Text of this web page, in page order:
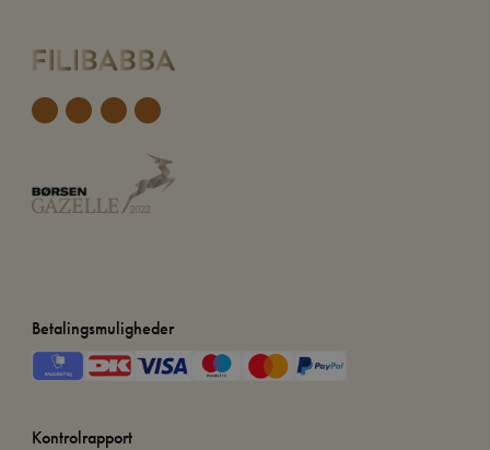
Betalingsmuligheder
Kontrolrapport